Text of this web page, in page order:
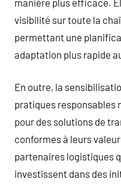
visibilité sur toute la
permettant une
adaptation plus rapide
En outre, la
pratiques responsables
pour des solutions de
conformes à leurs
partenaires logistiques
investissent dans des